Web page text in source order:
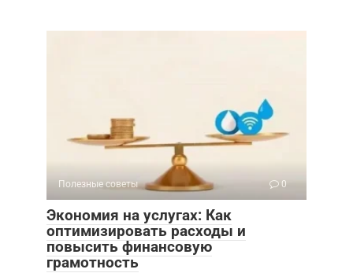
Полезные советы 0
Экономия на услугах: Как
оптимизировать расходы и
повысить финансовую
грамотность